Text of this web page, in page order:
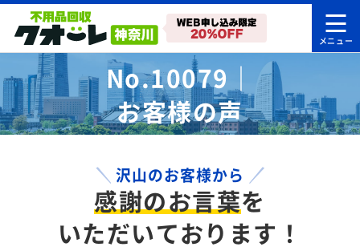
No.10079｜
お客様の声
沢山のお客様から
感謝のお言葉を
いただいております！